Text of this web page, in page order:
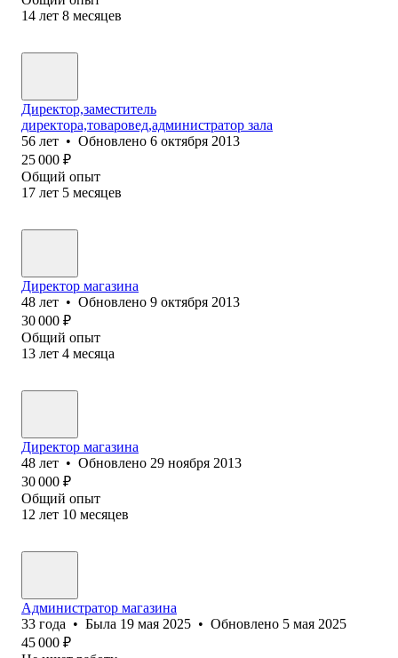
14 лет 8 месяцев
Директор,заместитель
директора,товаровед,администратор зала
56 лет • Обновлено 6 октября 2013
25 000 ₽
Общий опыт
17 лет 5 месяцев
Директор магазина
48 лет • Обновлено 9 октября 2013
30 000 ₽
Общий опыт
13 лет 4 месяца
Директор магазина
48 лет • Обновлено 29 ноября 2013
30 000 ₽
Общий опыт
12 лет 10 месяцев
Администратор магазина
33 года • Была 19 мая 2025 • Обновлено 5 мая 2025
45 000 ₽